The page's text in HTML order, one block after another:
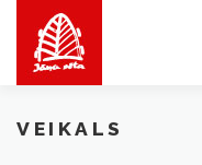
content
PAR MUMS
VEIKALS